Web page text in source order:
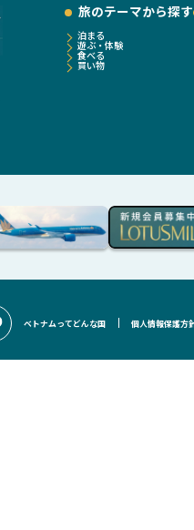
旅のテーマから探す
泊まる
遊ぶ・体験
食べる
買い物
ベトナムってどんな国 個人情報保護方